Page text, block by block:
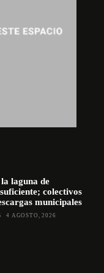
laguna de
colectivos
municipales
4 AGOSTO, 2026